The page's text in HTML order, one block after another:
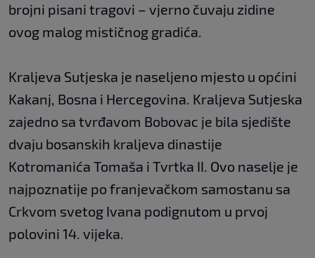
brojni pisani tragovi – vjerno čuvaju zidine
ovog malog mističnog gradića.
Kraljeva Sutjeska je naseljeno mjesto u općini
Kakanj, Bosna i Hercegovina. Kraljeva Sutjeska
zajedno sa tvrđavom Bobovac je bila sjedište
dvaju bosanskih kraljeva dinastije
Kotromanića Tomaša i Tvrtka II. Ovo naselje je
najpoznatije po franjevačkom samostanu sa
Crkvom svetog Ivana podignutom u prvoj
polovini 14. vijeka.